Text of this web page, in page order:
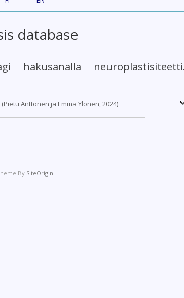
database
hakusanalla neuroplastisiteetti.
(Pietu Anttonen ja Emma Ylönen, 2024)
By SiteOrigin